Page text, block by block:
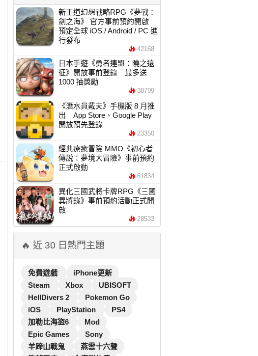
新王道幻想戰略RPG《夢戰：
劍之海》 官方事前預約開啟
預定全球 iOS / Android / PC 進
行發布
42168
日本手遊《勇者連盟：曉之遠
征》開放事前登錄 最多送
1000 抽獎勵
38799
《潛水員戴夫》手機版 8 月推
出 App Store、Google Play
開放預先登錄
23350
經典療癒冒險 MMO《初心者
傳說：夢境大冒險》事前預約
正式啟動
61834
異化三國武將卡牌RPG《三國
異將錄》事前預約活動正式開
啟
28533
🔥 近 30 日熱門主題
免費遊戲
iPhone更新
Steam
Xbox
UBISOFT
HellDivers 2
Pokemon Go
iOS
PlayStation
PS4
加勒比海盜6
Mod
Epic Games
Sony
羊蹄山戰鬼
燕雲十六聲